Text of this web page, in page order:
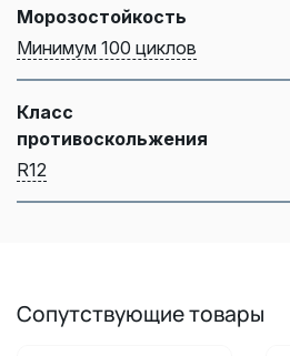
Морозостойкость
Минимум 100 циклов
Класс
противоскольжения
R12
Сопутствующие товары